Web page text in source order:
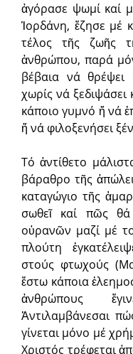
ἀγόρασε ψωμί καί
Ἰορδάνη, ἔζησε μέ
τέλος τῆς ζωῆς
ἀνθρώπου, παρά
βέβαια νά θρέψει
χωρίς νά
κάποιο γυμνό ἤ νά
ἤ νά φιλοξενήσει
Τό ἀντίθετο
βάραθρο τῆς
καταγώγιο τῆς
σωθεῖ καί πῶς θά
οὐρανῶν μαζί μέ
πλούτη
στούς φτωχούς
ἔστω κάποια
ἀνθρώπους
Ἀντιλαμβάνεσαι
γίνεται μόνο μέ
Χριστός τρέφεται